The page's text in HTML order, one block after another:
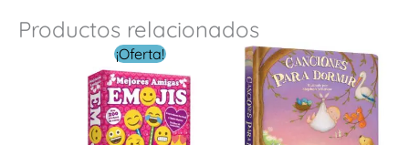
Productos relacionados
¡Oferta!
El
precio
original
era:
$ 219.00.
actual
es:
$ 79.00.